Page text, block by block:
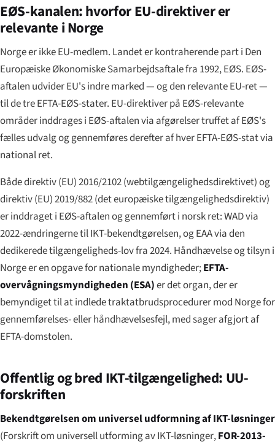
EØS-kanalen: hvorfor EU-direktiver er
relevante i Norge
Norge er ikke EU-medlem. Landet er kontraherende part i Den
Europæiske Økonomiske Samarbejdsaftale fra 1992, EØS. EØS-
aftalen udvider EU's indre marked — og den relevante EU-ret —
til de tre EFTA-EØS-stater. EU-direktiver på EØS-relevante
områder inddrages i EØS-aftalen via afgørelser truffet af EØS's
fælles udvalg og gennemføres derefter af hver EFTA-EØS-stat via
national ret.
Både direktiv (EU) 2016/2102 (webtilgængelighedsdirektivet) og
direktiv (EU) 2019/882 (det europæiske tilgængelighedsdirektiv)
er inddraget i EØS-aftalen og gennemført i norsk ret: WAD via
2022-ændringerne til IKT-bekendtgørelsen, og EAA via den
dedikerede tilgængeligheds-lov fra 2024. Håndhævelse og tilsyn i
Norge er en opgave for nationale myndigheder;EFTA-
overvågningsmyndigheden (ESA)er det organ, der er
bemyndiget til at indlede traktatbrudsprocedurer mod Norge for
gennemførelses- eller håndhævelsesfejl, med sager afgjort af
EFTA-domstolen.
Offentlig og bred IKT-tilgængelighed: UU-
forskriften
Bekendtgørelsen om universel udformning af IKT-løsninger
(Forskrift om universell utforming av IKT-løsninger,FOR-2013-